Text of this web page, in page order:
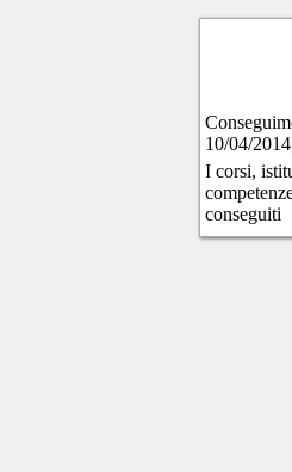
10/04/
I corsi,
conseguiti